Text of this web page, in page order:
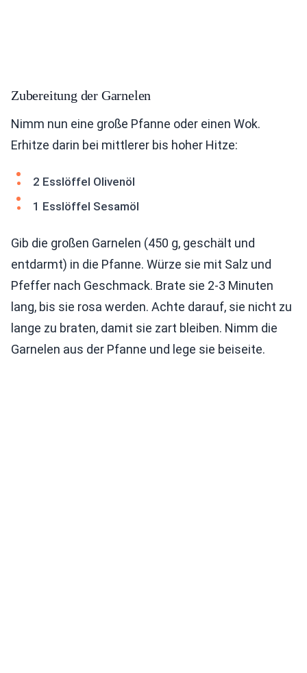
Zubereitung der Garnelen
Nimm nun eine große Pfanne oder einen Wok.
Erhitze darin bei mittlerer bis hoher Hitze:
2 Esslöffel Olivenöl
1 Esslöffel Sesamöl
Gib die großen Garnelen (450 g, geschält und
entdarmt) in die Pfanne. Würze sie mit Salz und
Pfeffer nach Geschmack. Brate sie 2-3 Minuten
lang, bis sie rosa werden. Achte darauf, sie nicht zu
lange zu braten, damit sie zart bleiben. Nimm die
Garnelen aus der Pfanne und lege sie beiseite.